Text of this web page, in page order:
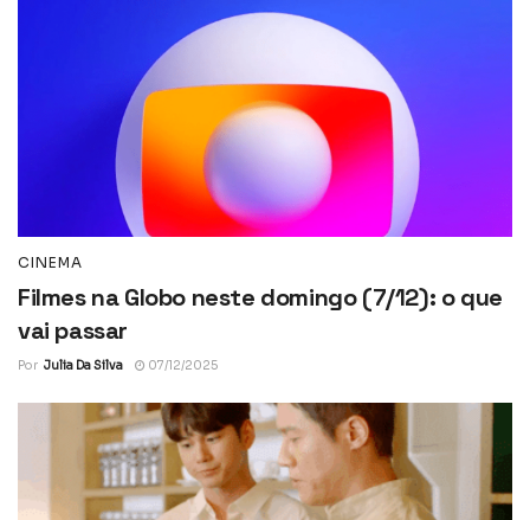
CINEMA
Filmes na Globo neste domingo (7/12): o que
vai passar
Por Julia Da Silva 07/12/2025